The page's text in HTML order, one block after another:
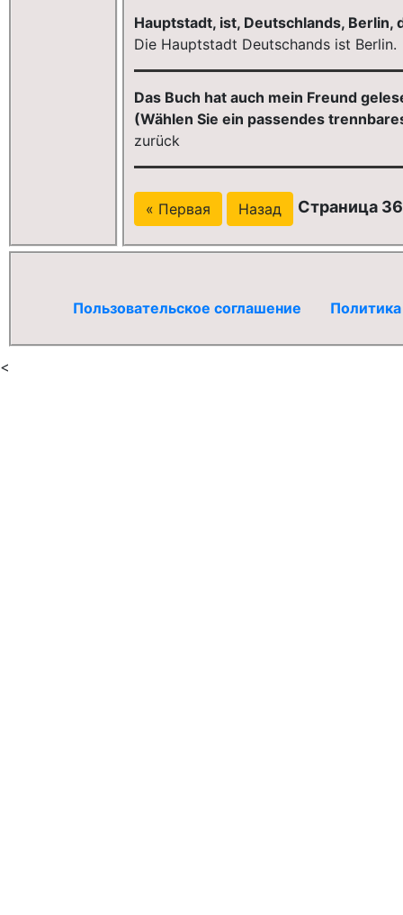
Hauptstadt, ist, Deutschlands, Berlin,
Die Hauptstadt Deutschands ist Berlin.
Das Buch hat auch mein Freund
(Wählen Sie ein passendes
zurück
« Первая Назад Страница
Пользовательское соглашение
<